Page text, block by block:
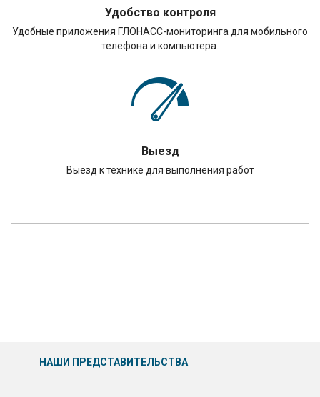
Удобство контроля
Удобные приложения ГЛОНАСС-мониторинга для мобильного
телефона и компьютера.
Выезд
Выезд к технике для выполнения работ
НАШИ ПРЕДСТАВИТЕЛЬСТВА